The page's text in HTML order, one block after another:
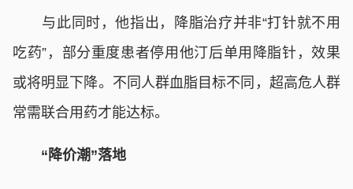
与此同时，他指出，降脂治疗并非“打针就不用
吃药”，部分重度患者停用他汀后单用降脂针，效果
或将明显下降。不同人群血脂目标不同，超高危人群
常需联合用药才能达标。
“降价潮”落地